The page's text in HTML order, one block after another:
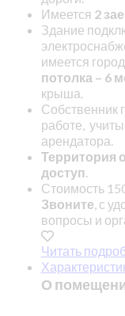
Имеется 2
Здание
имеется
потолка – 6
крыша.
Собственник
работе,
арендатора.
Территория
доступ.
Стоимость
Звоните, с
вопросы и
Читать
О